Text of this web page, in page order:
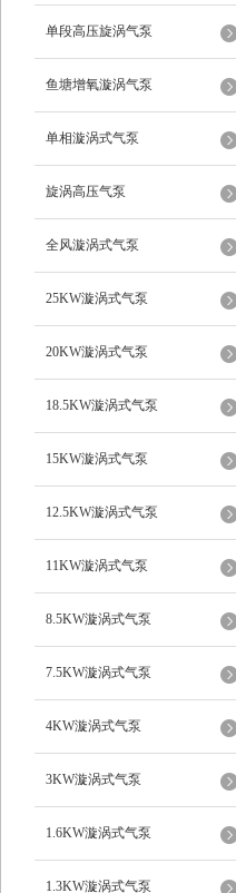
单段高压旋涡气泵
鱼塘增氧漩涡气泵
单相漩涡式气泵
旋涡高压气泵
全风漩涡式气泵
25KW漩涡式气泵
20KW漩涡式气泵
18.5KW漩涡式气泵
15KW漩涡式气泵
12.5KW漩涡式气泵
11KW漩涡式气泵
8.5KW漩涡式气泵
7.5KW漩涡式气泵
4KW漩涡式气泵
3KW漩涡式气泵
1.6KW漩涡式气泵
1.3KW漩涡式气泵